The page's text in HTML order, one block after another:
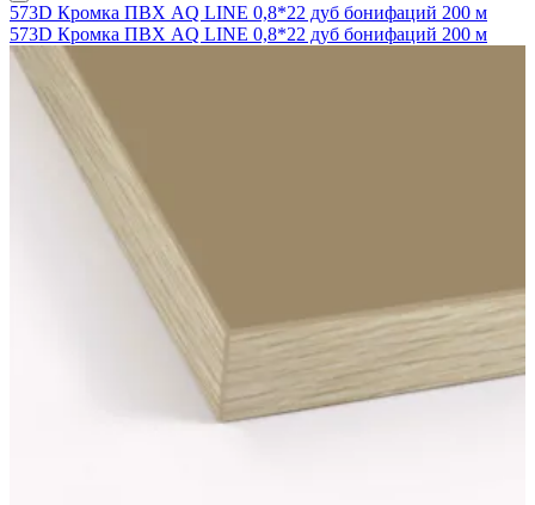
573D Кромка ПВХ AQ LINE 0,8*22 дуб бонифаций 200 м
573D Кромка ПВХ AQ LINE 0,8*22 дуб бонифаций 200 м